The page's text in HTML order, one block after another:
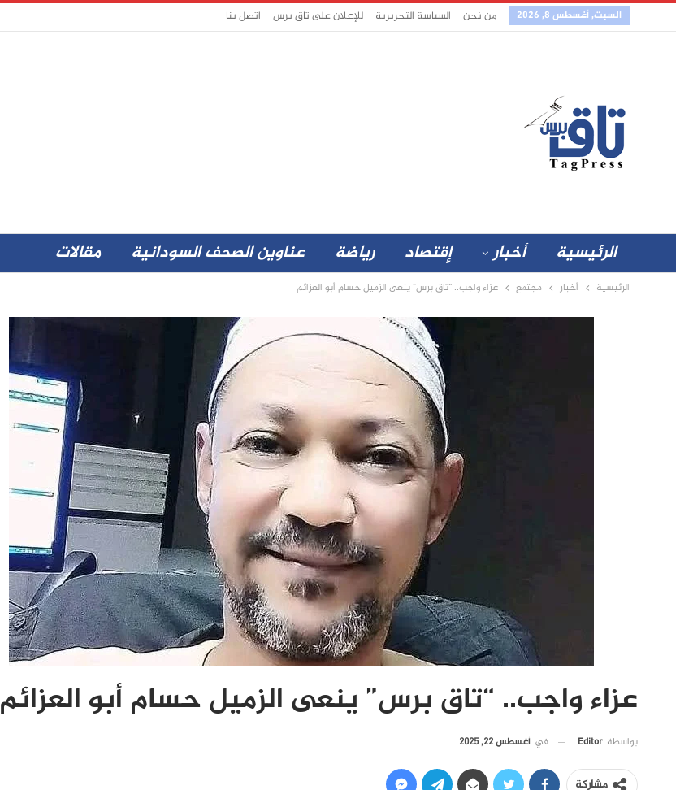
السبت, أغسطس 8, 2026 من نحن السياسة التحريرية للإعلان على تاق برس اتصل بنا
الرئيسية أخبار إقتصاد رياضة عناوين الصحف السودانية مقالات
الرئيسية أخبار مجتمع عزاء واجب.. “تاق برس” ينعى الزميل حسام أبو العزائم
عزاء واجب.. “تاق برس” ينعى الزميل حسام أبو العزائم
بواسطة Editor في أغسطس 22, 2025
مشاركة